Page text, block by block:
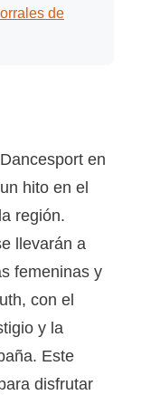
de
en
hito en el
región.
llevarán a
femeninas y
con el
y la
Este
disfrutar